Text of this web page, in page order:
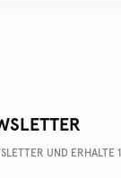
UND ERHALTE